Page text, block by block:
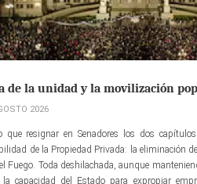
de la unidad y la movilización
2026
que resignar en Senadores los dos
de la Propiedad Privada: la eliminación
Fuego. Toda deshilachada, aunque
la capacidad del Estado para expropiar